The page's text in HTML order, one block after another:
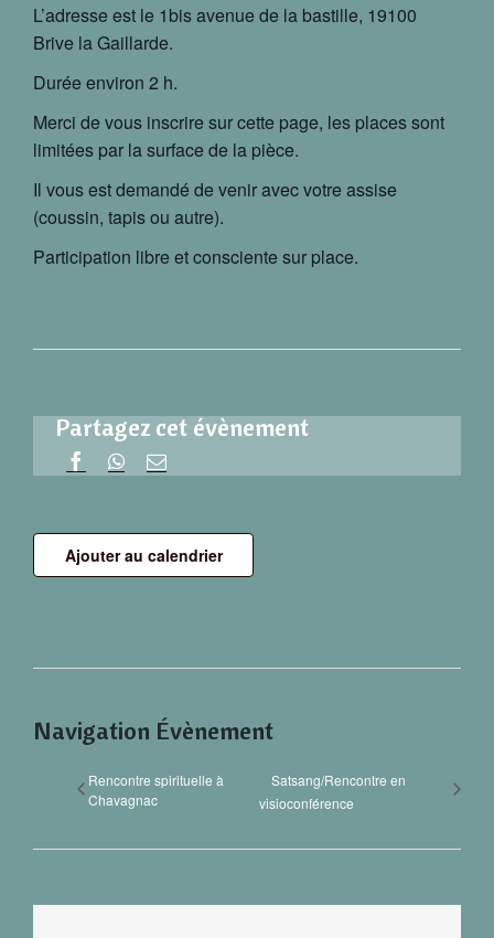
L’adresse est le 1bis avenue de la bastille, 19100
Brive la Gaillarde.
Durée environ 2 h.
Merci de vous inscrire sur cette page, les places sont
limitées par la surface de la pièce.
Il vous est demandé de venir avec votre assise
(coussin, tapis ou autre).
Participation libre et consciente sur place.
Partagez cet évènement
Ajouter au calendrier
Navigation Évènement
Rencontre spirituelle à
Chavagnac
Satsang/Rencontre en
visioconférence